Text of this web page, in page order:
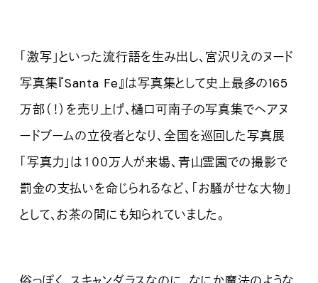
「激写」といった流行語を生み出し、宮沢りえのヌード
写真集『Santa Fe』は写真集として史上最多の165
万部（！）を売り上げ、樋口可南子の写真集でヘアヌ
ードブームの立役者となり、全国を巡回した写真展
「写真力」は１００万人が来場、青山霊園での撮影で
罰金の支払いを命じられるなど、「お騒がせな大物」
として、お茶の間にも知られていました。